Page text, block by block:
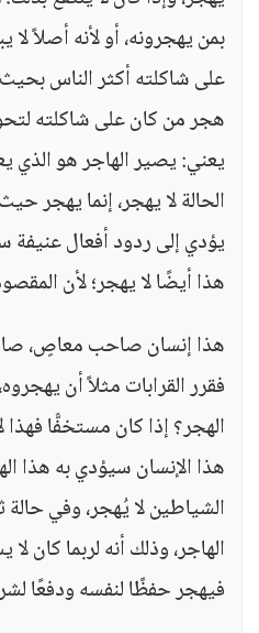
بمن يهجرونه، أو لأنه أصلاً لا
على شاكلته أكثر الناس
هجر من كان على شاكلته
يعني: يصير الهاجر هو
الحالة لا يهجر، إنما يهجر
يؤدي إلى ردود أفعال عنيفة
هذا أيضًا لا يهجر؛ لأن
هذا إنسان صاحب معاصٍ،
فقرر القرابات مثلاً أن
الهجر؟ إذا كان مستخفًّا فهذا
هذا الإنسان سيؤدي به هذا
الشياطين لا يُهجر، وفي
الهاجر، وذلك أنه لربما كان
فيهجر حفظًا لنفسه ودفعًا